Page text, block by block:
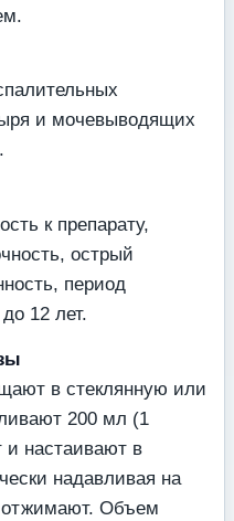
и мочевыводящих
к препарату,
острый
период
12 лет.
в стеклянную или
200 мл (1
и настаивают в
надавливая на
отжимают. Объем